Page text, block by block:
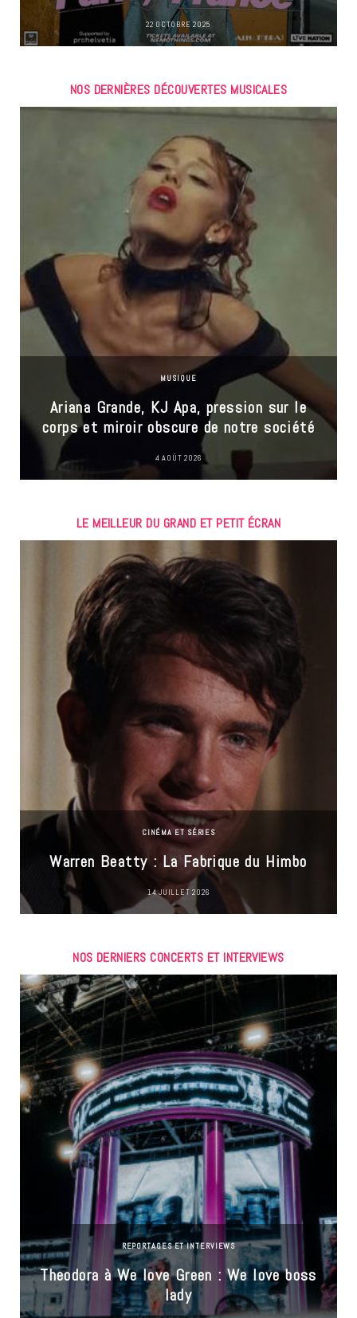
22 OCTOBRE 2025
NOS DERNIÈRES DÉCOUVERTES MUSICALES
MUSIQUE
Ariana Grande, KJ Apa, pression sur le
corps et miroir obscure de notre société
4 AOÛT 2026
LE MEILLEUR DU GRAND ET PETIT ÉCRAN
CINÉMA ET SÉRIES
Warren Beatty : La Fabrique du Himbo
14 JUILLET 2026
NOS DERNIERS CONCERTS ET INTERVIEWS
REPORTAGES ET INTERVIEWS
Theodora à We love Green : We love boss
lady